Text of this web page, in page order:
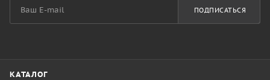
ПОДПИСАТЬСЯ
КАТАЛОГ